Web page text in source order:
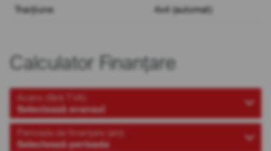
Tracțiune 4x4 (automat)
Calculator Finanțare
Avans (fără TVA)
Selectează avansul
Perioada de finanțare (ani)
Selectează perioada